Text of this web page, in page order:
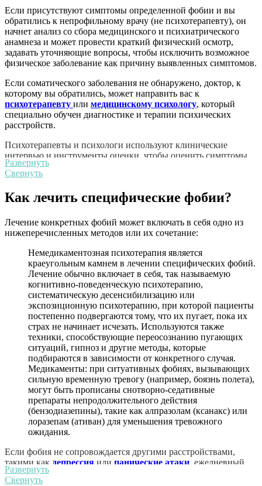
Если присутствуют симптомы определенной фобии и вы
обратились к непрофильному врачу (не психотерапевту), он
начнет анализ со сбора медицинского и психиатрического
анамнеза и может провести краткий физический осмотр,
задавать уточняющие вопросы, чтобы исключить возможное
физическое заболевание как причину выявленных симптомов.
Если соматического заболевания не обнаружено, доктор, к
которому вы обратились, может направить вас к
психотерапевту или медицинскому психологу, который
специально обучен диагностике и терапии психических
расстройств.
Психотерапевты и психологи используют клинические
интервью и инструменты оценки, чтобы оценить симптомы
на предмет специфической фобии.
фобий на основании сообщенных симптомов,
анамнестической информации, включая любые проблемы с
функционированием и нормальной жизнедеятельностью.
Специфическая фобия диагностируется, если страх и тревога
человека вызывают особые страдания или если они мешают
его распорядку дня, включая учебу, работу, социальное
взаимодействие и отношения.
Развернуть
Свернуть
Как лечить специфические фобии?
Лечение конкретных фобий может включать в себя одно из
нижеперечисленных методов или их сочетание:
Немедикаментозная психотерапия является
краеугольным камнем в лечении специфических фобий.
Лечение обычно включает в себя, так называемую
когнитивно-поведенческую психотерапию,
систематическую десенсибилизацию или
экспозиционную психотерапию, при которой пациенты
постепенно подвергаются тому, что их пугает, пока их
страх не начинает исчезать. Используются также
техники, способствующие переосознанию пугающих
ситуаций, гипноз и другие методы, которые
подбираются в зависимости от конкретного случая.
Медикаменты: при ситуативных фобиях, вызывающих
сильную временную тревогу (например, боязнь полета),
могут быть прописаны снотворно-седативные
препараты непродолжительного действия
(бензодиазепины), такие как алпразолам (ксанакс) или
лоразепам (ативан) для уменьшения тревожного
ожидания.
Если фобия не сопровождается другими расстройствами,
такими как депрессия или панические атаки , ежедневный
прием лекарств обычно не назначается.
Развернуть
Свернуть